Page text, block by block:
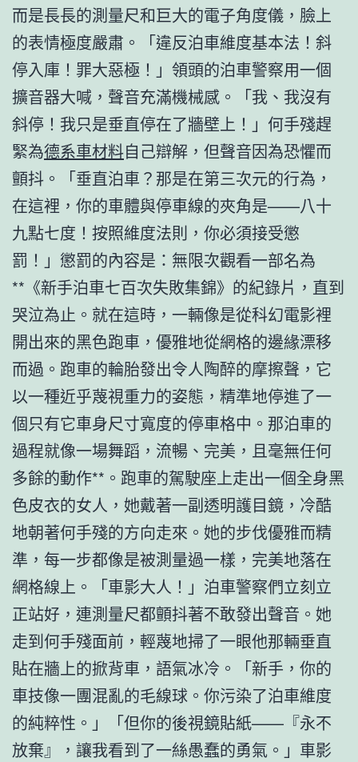
而是長長的測量尺和巨大的電子角度儀，臉上
的表情極度嚴肅。「違反泊車維度基本法！斜
停入庫！罪大惡極！」領頭的泊車警察用一個
擴音器大喊，聲音充滿機械感。「我、我沒有
斜停！我只是垂直停在了牆壁上！」何手殘趕
緊為德系車材料自己辯解，但聲音因為恐懼而
顫抖。「垂直泊車？那是在第三次元的行為，
在這裡，你的車體與停車線的夾角是——八十
九點七度！按照維度法則，你必須接受懲
罰！」懲罰的內容是：無限次觀看一部名為
**《新手泊車七百次失敗集錦》的紀錄片，直到
哭泣為止。就在這時，一輛像是從科幻電影裡
開出來的黑色跑車，優雅地從網格的邊緣漂移
而過。跑車的輪胎發出令人陶醉的摩擦聲，它
以一種近乎蔑視重力的姿態，精準地停進了一
個只有它車身尺寸寬度的停車格中。那泊車的
過程就像一場舞蹈，流暢、完美，且毫無任何
多餘的動作**。跑車的駕駛座上走出一個全身黑
色皮衣的女人，她戴著一副透明護目鏡，冷酷
地朝著何手殘的方向走來。她的步伐優雅而精
準，每一步都像是被測量過一樣，完美地落在
網格線上。「車影大人！」泊車警察們立刻立
正站好，連測量尺都顫抖著不敢發出聲音。她
走到何手殘面前，輕蔑地掃了一眼他那輛垂直
貼在牆上的掀背車，語氣冰冷。「新手，你的
車技像一團混亂的毛線球。你污染了泊車維度
的純粹性。」「但你的後視鏡貼紙——『永不
放棄』，讓我看到了一絲愚蠢的勇氣。」車影